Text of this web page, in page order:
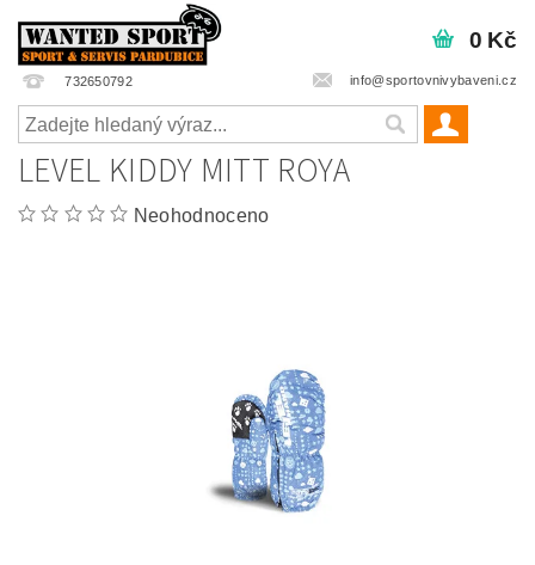
732650792 info@sportovnivybaveni.cz
0 Kč
LEVEL KIDDY MITT ROYA
Neohodnoceno